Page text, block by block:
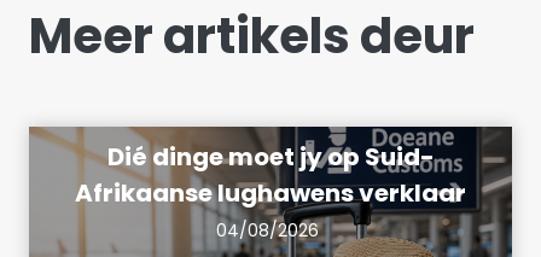
Meer artikels deur
Dié dinge moet jy op Suid-
Afrikaanse lughawens verklaar
04/08/2026